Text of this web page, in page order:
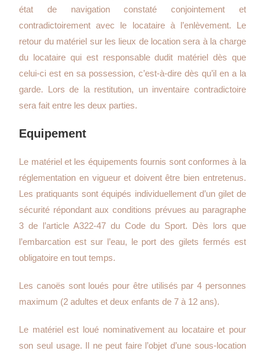
état de navigation constaté conjointement et
contradictoirement avec le locataire à l’enlèvement. Le
retour du matériel sur les lieux de location sera à la charge
du locataire qui est responsable dudit matériel dès que
celui-ci est en sa possession, c’est-à-dire dès qu’il en a la
garde. Lors de la restitution, un inventaire contradictoire
sera fait entre les deux parties.
Equipement
Le matériel et les équipements fournis sont conformes à la
réglementation en vigueur et doivent être bien entretenus.
Les pratiquants sont équipés individuellement d’un gilet de
sécurité répondant aux conditions prévues au paragraphe
3 de l’article A322-47 du Code du Sport. Dès lors que
l’embarcation est sur l’eau, le port des gilets fermés est
obligatoire en tout temps.
Les canoës sont loués pour être utilisés par 4 personnes
maximum (2 adultes et deux enfants de 7 à 12 ans).
Le matériel est loué nominativement au locataire et pour
son seul usage. Il ne peut faire l’objet d’une sous-location